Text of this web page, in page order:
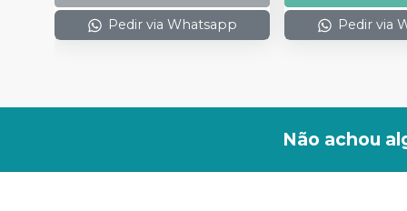
Pedir via Whatsapp Pedir via
Não achou